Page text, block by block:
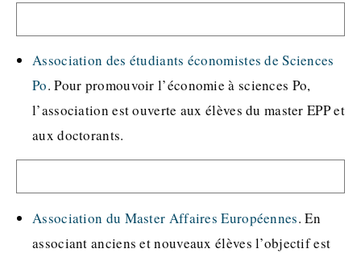
Association des étudiants économistes de Sciences
Po. Pour promouvoir l’économie à sciences Po,
l’association est ouverte aux élèves du master EPP et
aux doctorants.
Association du Master Affaires Européennes. En
associant anciens et nouveaux élèves l’objectif est